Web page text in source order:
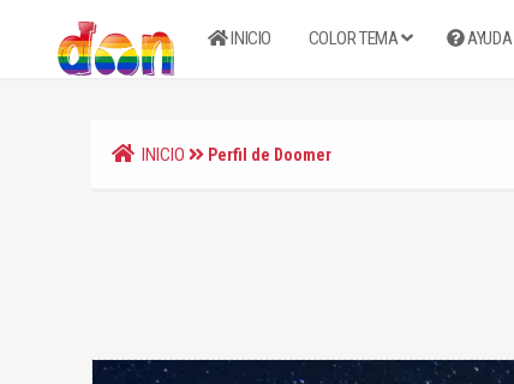
INICIO COLOR TEMA AYUDA
INICIO Perfil de Doomer